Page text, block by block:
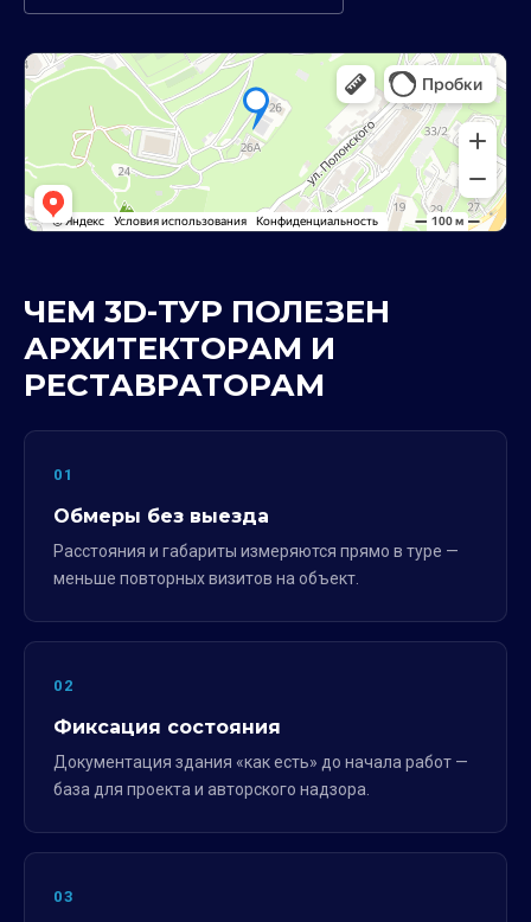
ЧЕМ 3D-ТУР ПОЛЕЗЕН
АРХИТЕКТОРАМ И
РЕСТАВРАТОРАМ
01
Обмеры без выезда
Расстояния и габариты измеряются прямо в туре —
меньше повторных визитов на объект.
02
Фиксация состояния
Документация здания «как есть» до начала работ —
база для проекта и авторского надзора.
03